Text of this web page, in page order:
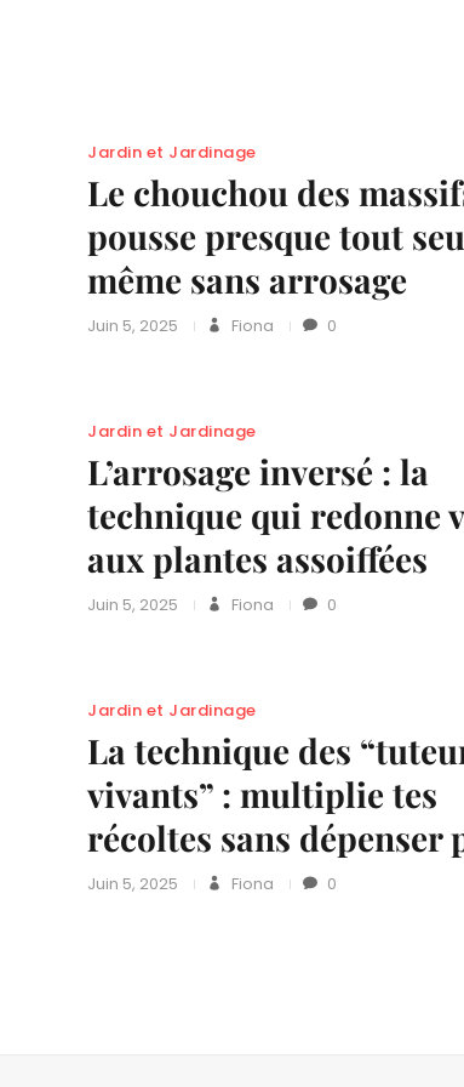
Jardin et Jardinage
Le chouchou des
pousse presque tout
même sans arrosage
Juin 5, 2025 Fiona 0
Jardin et Jardinage
L’arrosage inversé : la
technique qui redonne
aux plantes assoiffées
Juin 5, 2025 Fiona 0
Jardin et Jardinage
La technique des
vivants” : multiplie tes
récoltes sans dépenser
Juin 5, 2025 Fiona 0